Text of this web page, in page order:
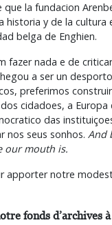
que la fundacion
historia y de la cultura
belga de Enghien.
fazer nada e de
a ser un
preferimos
cidadoes, a
das
nos seus sonhos. And
our mouth is.
apporter notre
fonds d’archives